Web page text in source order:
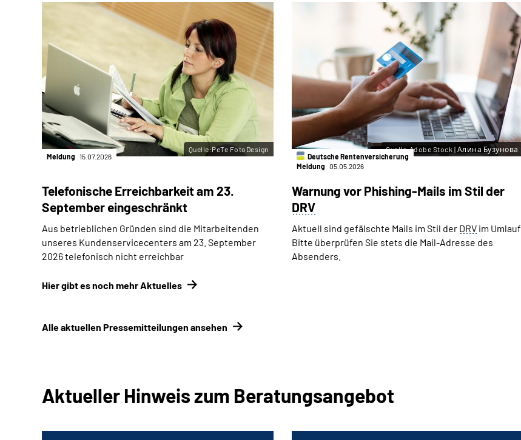
Meldung 15.07.2026
Telefonische Erreichbarkeit am 23.
September eingeschränkt
Aus betrieblichen Gründen sind die Mitarbeitenden
unseres Kundenservicecenters am 23. September
2026 telefonisch nicht erreichbar
Quelle:PeTe FotoDesign
Deutsche Rentenversicherung
Meldung 05.05.2026
Warnung vor Phishing-Mails im Stil der
DRV
Aktuell sind gefälschte Mails im Stil der DRVim Umlauf.
Bitte überprüfen Sie stets die Mail-Adresse des
Absenders.
Quelle:Adobe Stock | Алина Бузунова
Hier gibt es noch mehr Aktuelles
Alle aktuellen Pressemitteilungen ansehen
Aktueller Hinweis zum Beratungsangebot